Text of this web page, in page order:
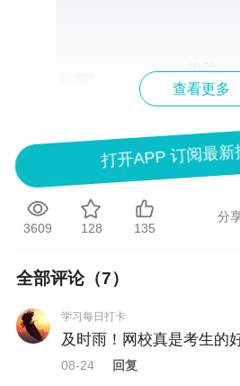
——吕尤老师上课说过的
查看更多
打开APP 订阅最新
3609 128 135
分
全部评论（7）
学习每日打卡
及时雨！网校真是考生的
08-24 回复